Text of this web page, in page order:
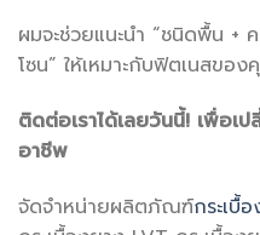
ผมจะช่วยแนะนำ “ชนิดพื้น +
โซน” ให้เหมาะกับฟิตเนสขอ
ติดต่อเราได้เลยวันนี้! เพื่อเ
อาชีพ
จัดจำหน่ายผลิตภัณฑ์กระเบื้